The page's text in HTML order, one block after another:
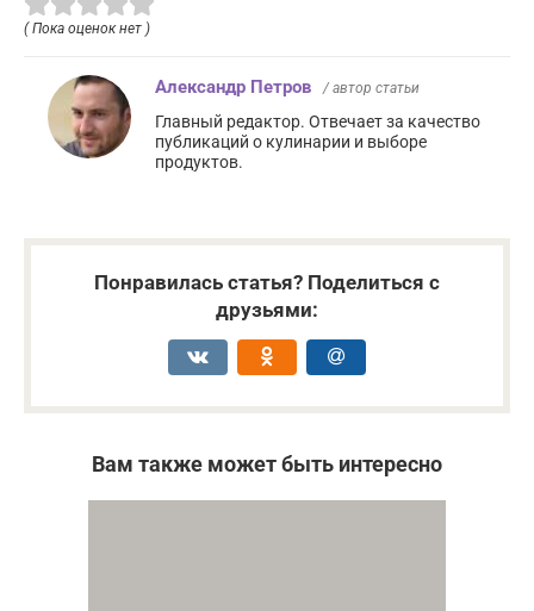
( Пока оценок нет )
Александр Петров / автор статьи
Главный редактор. Отвечает за качество
публикаций о кулинарии и выборе
продуктов.
Понравилась статья? Поделиться с
друзьями:
Вам также может быть интересно